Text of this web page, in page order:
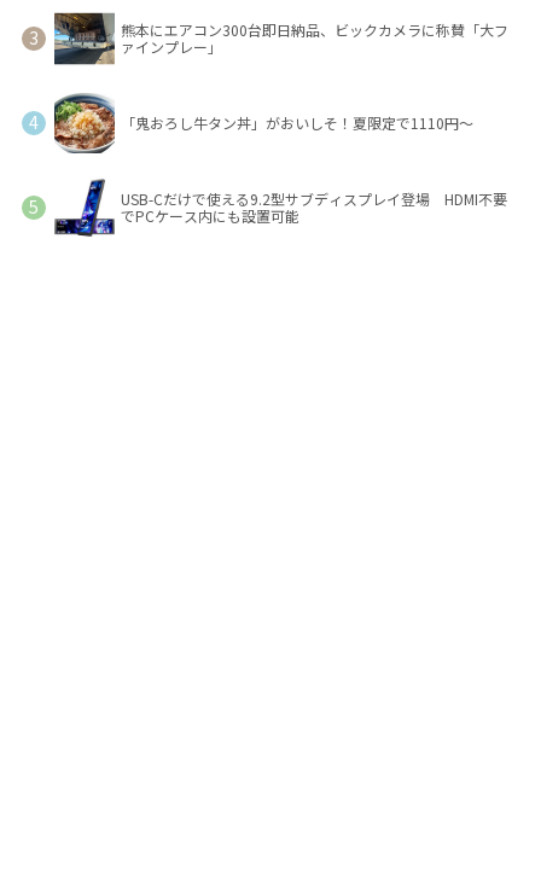
熊本にエアコン300台即日納品、ビックカメラに称賛「大フ
ァインプレー」
「鬼おろし牛タン丼」がおいしそ！夏限定で1110円～
USB-Cだけで使える9.2型サブディスプレイ登場 HDMI不要
でPCケース内にも設置可能